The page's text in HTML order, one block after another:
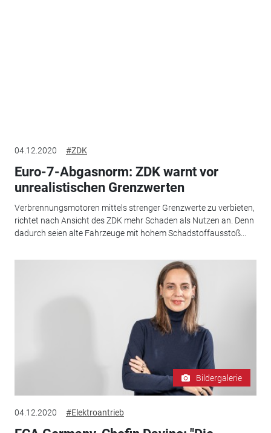
04.12.2020 #ZDK
Euro-7-Abgasnorm: ZDK warnt vor
unrealistischen Grenzwerten
Verbrennungsmotoren mittels strenger Grenzwerte zu verbieten,
richtet nach Ansicht des ZDK mehr Schaden als Nutzen an. Denn
dadurch seien alte Fahrzeuge mit hohem Schadstoffausstoß...
Bildergalerie
04.12.2020 #Elektroantrieb